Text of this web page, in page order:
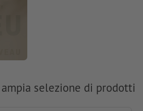
selezione di prodotti